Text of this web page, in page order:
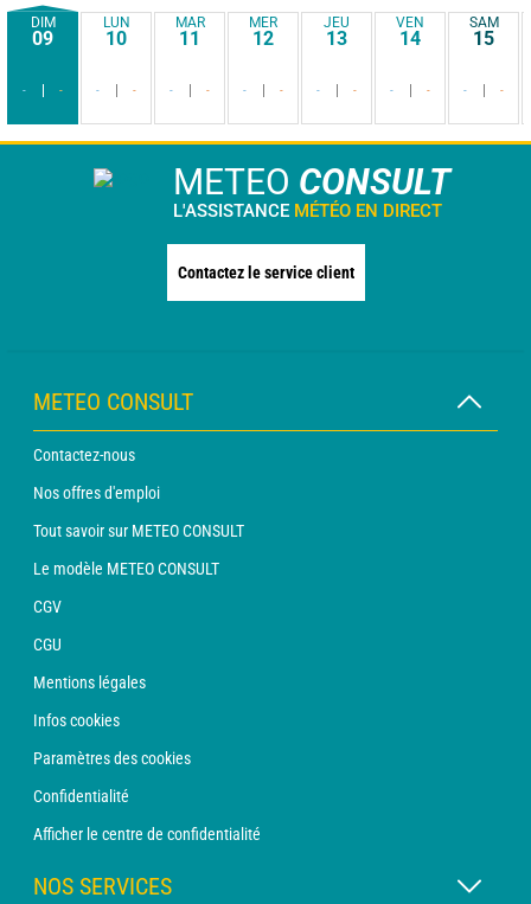
DIM
09
- -
LUN
10
- -
MAR
11
- -
MER
12
- -
JEU
13
- -
VEN
14
- -
SAM
15
- -
METEO CONSULT
L'ASSISTANCE MÉTÉO EN DIRECT
Contactez le service client
METEO CONSULT
Contactez-nous
Nos offres d'emploi
Tout savoir sur METEO CONSULT
Le modèle METEO CONSULT
CGV
CGU
Mentions légales
Infos cookies
Paramètres des cookies
Confidentialité
Afficher le centre de confidentialité
NOS SERVICES